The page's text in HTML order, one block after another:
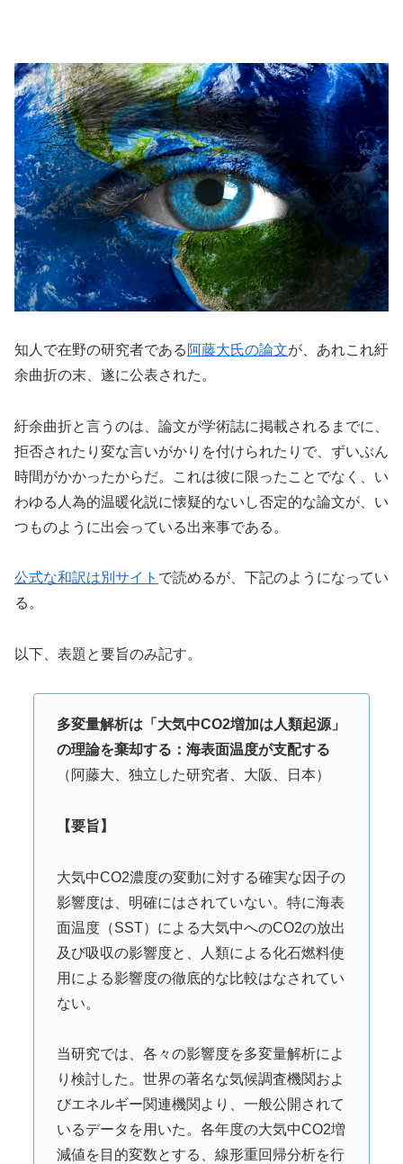
知人で在野の研究者である 阿藤大氏の論文が、あれこれ紆
余曲折の末、遂に公表された。
紆余曲折と言うのは、論文が学術誌に掲載されるまでに、
拒否されたり変な言いがかりを付けられたりで、ずいぶん
時間がかかったからだ。これは彼に限ったことでなく、い
わゆる人為的温暖化説に懐疑的ないし否定的な論文が、い
つものように出会っている出来事である。
公式な和訳は別サイト で読めるが、下記のようになってい
る。
以下、表題と要旨のみ記す。
多変量解析は「大気中CO2増加は人類起源」
の理論を棄却する：海表面温度が支配する
（阿藤大、独立した研究者、大阪、日本）
【要旨】
大気中CO2濃度の変動に対する確実な因子の
影響度は、明確にはされていない。特に海表
面温度（SST）による大気中へのCO2の放出
及び吸収の影響度と、人類による化石燃料使
用による影響度の徹底的な比較はなされてい
ない。
当研究では、各々の影響度を多変量解析によ
り検討した。世界の著名な気候調査機関およ
びエネルギー関連機関より、一般公開されて
いるデータを用いた。各年度の大気中CO2増
減値を目的変数とする、線形重回帰分析を行